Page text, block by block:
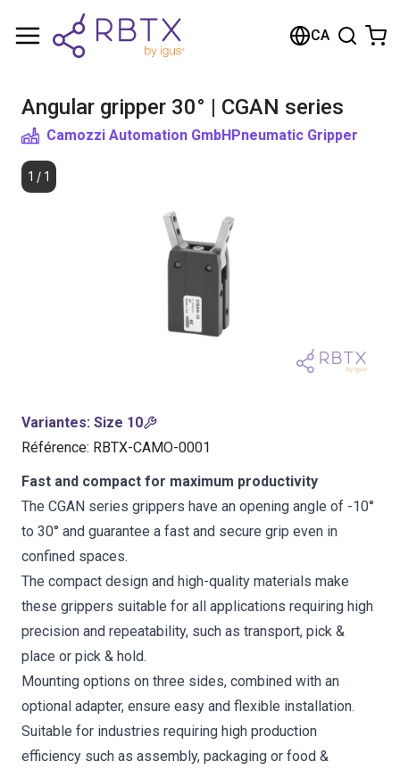
CA
Angular gripper 30° | CGAN series
Camozzi Automation GmbHPneumatic Gripper
1 / 1
Variantes: Size 10
Référence: RBTX-CAMO-0001
Fast and compact for maximum productivity
The CGAN series grippers have an opening angle of -10°
to 30° and guarantee a fast and secure grip even in
confined spaces.
The compact design and high-quality materials make
these grippers suitable for all applications requiring high
precision and repeatability, such as transport, pick &
place or pick & hold.
Mounting options on three sides, combined with an
optional adapter, ensure easy and flexible installation.
Suitable for industries requiring high production
efficiency such as assembly, packaging or food &
Shopping Cart
Browse the shop